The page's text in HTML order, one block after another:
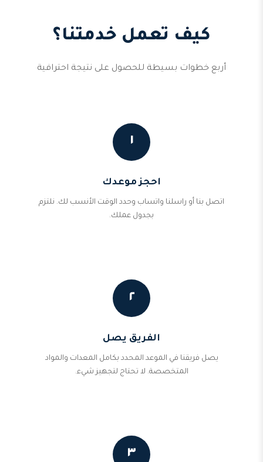
كيف تعمل خدمتنا؟
أربع خطوات بسيطة للحصول على نتيجة احترافية
١
احجز موعدك
اتصل بنا أو راسلنا واتساب وحدد الوقت الأنسب لك. نلتزم
بجدول عملك.
٢
الفريق يصل
يصل فريقنا في الموعد المحدد بكامل المعدات والمواد
المتخصصة. لا تحتاج لتجهيز شيء.
٣